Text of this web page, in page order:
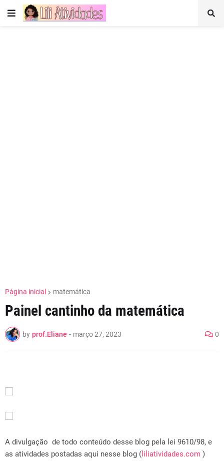
Página inicial matemática
Painel cantinho da matemática
by prof.Eliane - março 27, 2023 0
A divulgação de todo conteúdo desse blog pela lei 9610/98, e
as atividades postadas aqui nesse blog ( liliatividades.com )